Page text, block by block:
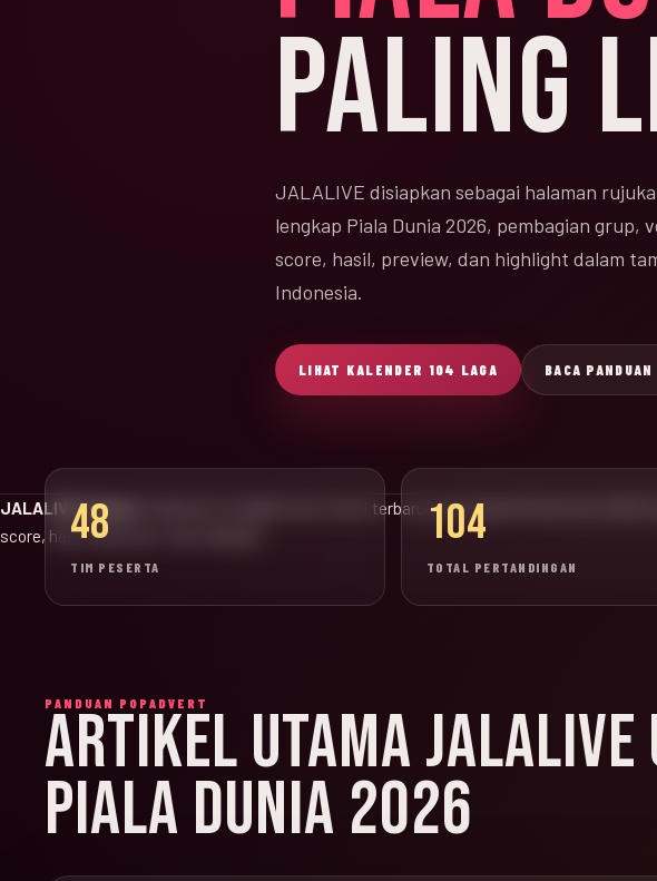
PALING
JALALIVE disiapkan sebagai halaman
lengkap Piala Dunia 2026, pembagian
score, hasil, preview, dan highlight dalam
Indonesia.
LIHAT KALENDER 104 LAGA BACA
JALALIVE Update:
halaman ini adalah versi resmi terbaru untuk jadwal Piala Dunia
score, hasil, klasemen, dan highlight.
48
TIM PESERTA
104
TOTAL PERTANDINGAN
PANDUAN POPADVERT
ARTIKEL UTAMA JALALIVE
PIALA DUNIA 2026